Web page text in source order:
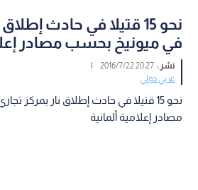
نحو 15 قتيلا في حادث
في ‫ميونيخ‬ بحسب مصادر إعلامية ألمانية
نشر :20:27 2016/7/22
|
عربي دولي
مصادر إعلامية ألمانية